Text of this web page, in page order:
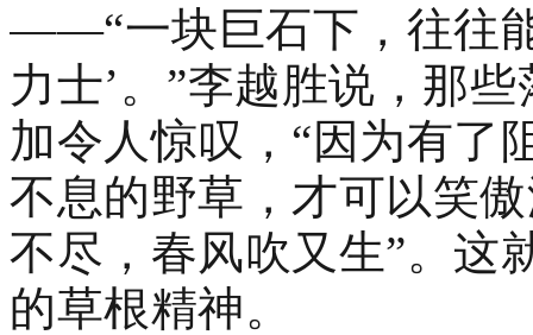
——“一块巨石下，往往
力士’。”李越胜说，那
加令人惊叹，“因为有了
不息的野草，才可以笑
不尽，春风吹又生”。这
的草根精神。